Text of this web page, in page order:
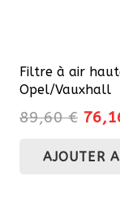
Filtre à air
Opel/Vauxhall
89,60€ Le
AJOUTER